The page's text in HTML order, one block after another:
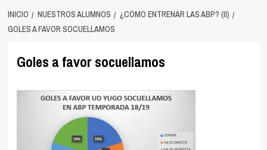
INICIO NUESTROS ALUMNOS
¿CÓMO ENTRENAR LAS ABP? (II)
GOLES A FAVOR SOCUELLAMOS
Goles a favor socuellamos